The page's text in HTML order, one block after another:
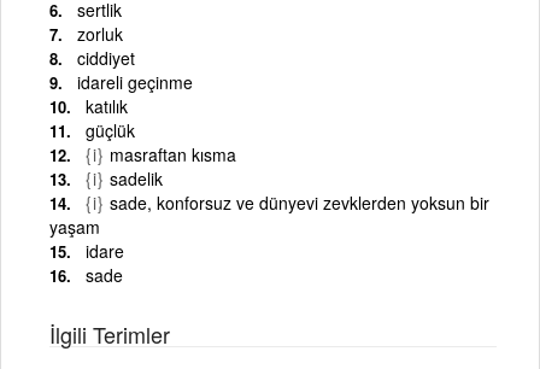
sertlik
zorluk
ciddiyet
idareli geçinme
katılık
güçlük
{i} masraftan kısma
{i} sadelik
{i} sade, konforsuz ve dünyevi zevklerden yoksun bir
yaşam
idare
sade
İlgili Terimler